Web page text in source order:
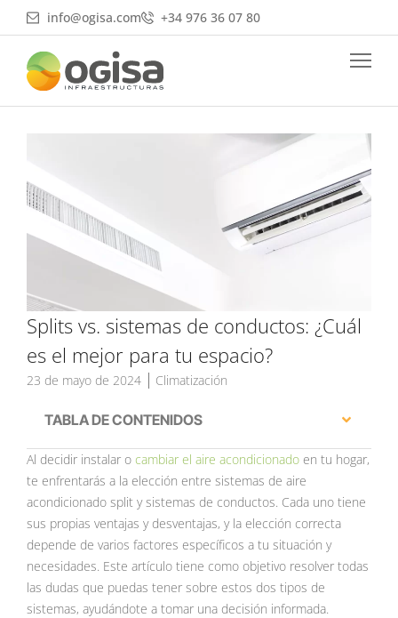
al
contenido
info@ogisa.com +34 976 36 07 80
Splits vs. sistemas de conductos: ¿Cuál
es el mejor para tu espacio?
23 de mayo de 2024 Climatización
TABLA DE CONTENIDOS
Al decidir instalar o cambiar el aire acondicionado en tu hogar,
te enfrentarás a la elección entre sistemas de aire
acondicionado split y sistemas de conductos. Cada uno tiene
sus propias ventajas y desventajas, y la elección correcta
depende de varios factores específicos a tu situación y
necesidades. Este artículo tiene como objetivo resolver todas
las dudas que puedas tener sobre estos dos tipos de
sistemas, ayudándote a tomar una decisión informada.